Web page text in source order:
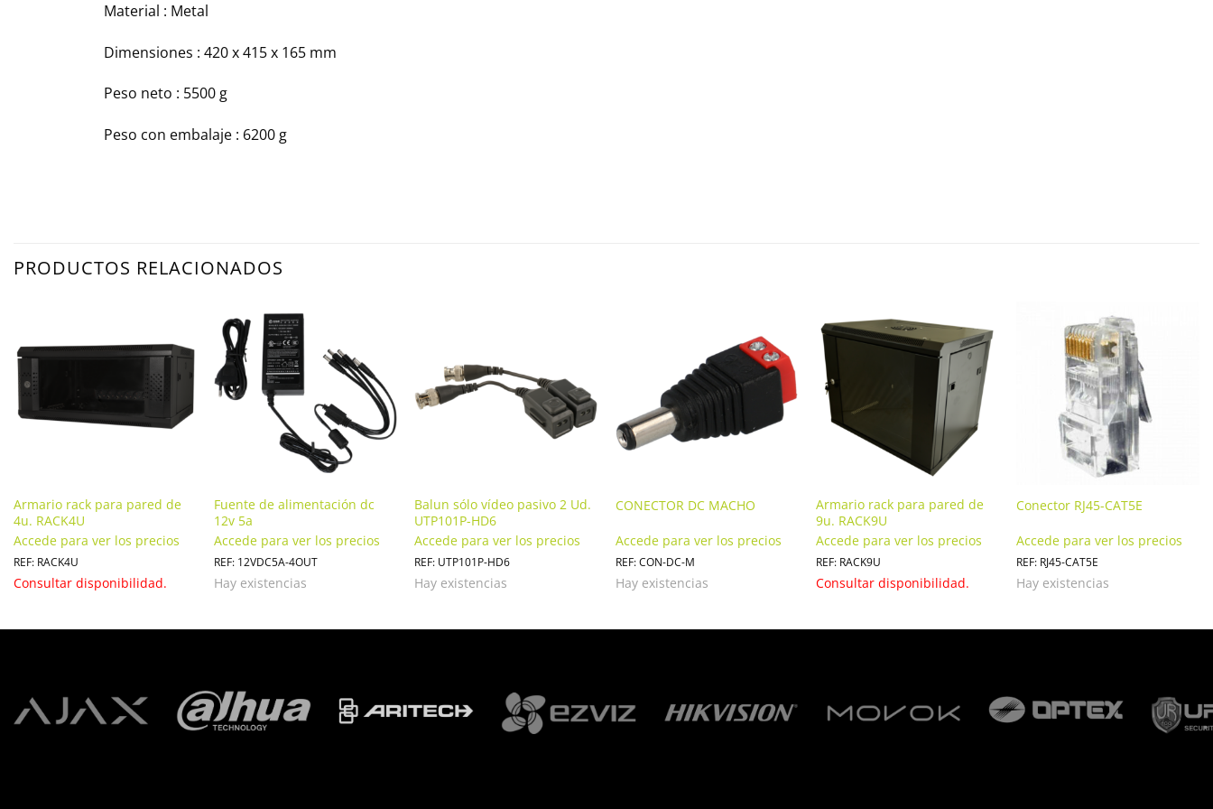
Material : Metal
Dimensiones : 420 x 415 x 165 mm
Peso neto : 5500 g
Peso con embalaje : 6200 g
PRODUCTOS RELACIONADOS
Armario rack para pared de
4u. RACK4U
Accede para ver los precios
REF: RACK4U
Consultar disponibilidad.
Fuente de alimentación dc
12v 5a
Accede para ver los precios
REF: 12VDC5A-4OUT
Hay existencias
Balun sólo vídeo pasivo 2 Ud.
UTP101P-HD6
Accede para ver los precios
REF: UTP101P-HD6
Hay existencias
CONECTOR DC MACHO
Accede para ver los precios
REF: CON-DC-M
Hay existencias
Armario rack para pared de
9u. RACK9U
Accede para ver los precios
REF: RACK9U
Consultar disponibilidad.
Conector RJ45-CAT5E
Accede para ver los precios
REF: RJ45-CAT5E
Hay existencias